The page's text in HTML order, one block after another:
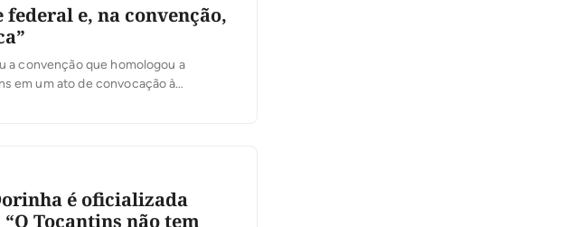
e, na convenção,
a convenção que homologou a
em um ato de convocação à
é oficializada
Tocantins não tem